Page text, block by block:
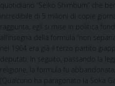
quotidiano “Seiko Shimbum” che
incredibile di 5 milioni di copie
raggiunta, egli si mise in politica
all’insegna della formula “non
nel 1964 era già il terzo partito
deputati. In seguito, passando la
religione, la formula fu
[Qualcuno ha paragonato la Soka